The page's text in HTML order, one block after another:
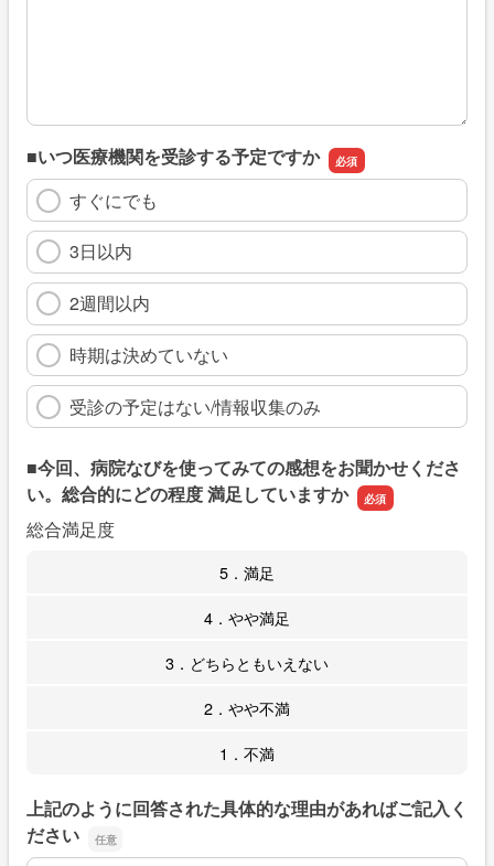
■いつ医療機関を受診する予定ですか
すぐにでも
3日以内
2週間以内
時期は決めていない
受診の予定はない/情報収集のみ
■今回、病院なびを使ってみての感想をお聞かせくださ
い。総合的にどの程度 満足していますか
総合満足度
5．満足
4．やや満足
3．どちらともいえない
2．やや不満
1．不満
上記のように回答された具体的な理由があればご記入く
ださい